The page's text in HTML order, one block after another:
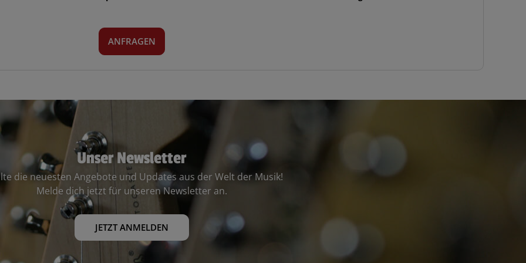
ANFRAGEN
Unser Newsletter
die neuesten Angebote und Updates aus der Welt der Musik!
Melde dich jetzt für unseren Newsletter an.
JETZT ANMELDEN